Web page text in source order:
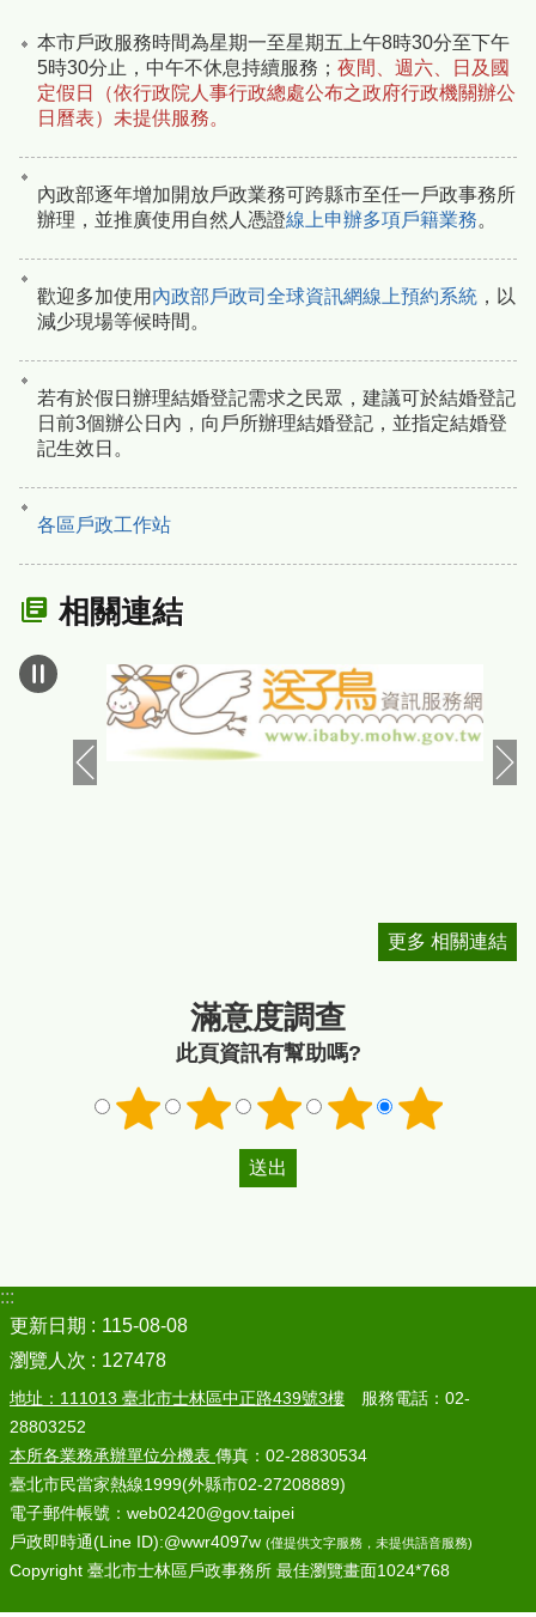
本市戶政服務時間為星期一至星期五上午8時30分至下午
5時30分止，中午不休息持續服務； 夜間、週六、日及國
定假日（依行政院人事行政總處公布之政府行政機關辦公
日曆表）未提供服務。
內政部逐年增加開放戶政業務可跨縣市至任一戶政事務所
辦理，並推廣使用自然人憑證線上申辦多項戶籍業務。
歡迎多加使用 內政部戶政司全球資訊網線上預約系統 ，以
減少現場等候時間。
若有於假日辦理結婚登記需求之民眾，建議可於結婚登記
日前3個辦公日內，向戶所辦理結婚登記，並指定結婚登
記生效日。
各區戶政工作站
相關連結
更多 相關連結
滿意度調查
此頁資訊有幫助嗎?
:::
更新日期
115-08-08
瀏覽人次
127478
地址：111013 臺北市士林區中正路439號3樓 服務電話：02-
28803252
本所各業務承辦單位分機表 傳真：02-28830534
臺北市民當家熱線1999(外縣市02-27208889)
電子郵件帳號：web02420@gov.taipei
戶政即時通(Line ID):@wwr4097w (僅提供文字服務，未提供語音服務)
Copyright 臺北市士林區戶政事務所 最佳瀏覽畫面1024*768